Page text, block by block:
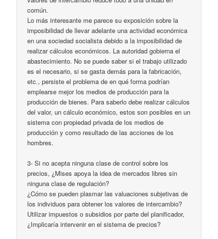
común.
Lo más interesante me parece su exposición sobre la
imposibilidad de llevar adelante una actividad económica
en una sociedad socialista debido a la imposibilidad de
realizar cálculos económicos. La autoridad gobierna el
abastecimiento. No se puede saber si el trabajo utilizado
es el necesario, si se gasta demás para la fabricación,
etc., persiste el problema de en qué forma podrían
emplearse mejor los medios de producción para la
producción de bienes. Para saberlo debe realizar cálculos
del valor, un cálculo económico, estos son posibles en un
sistema con propiedad privada de los medios de
producción y como resultado de las acciones de los
hombres.
3- Si no acepta ninguna clase de control sobre los
precios, ¿Mises apoya la idea de mercados libres sin
ninguna clase de regulación?
¿Cómo se pueden plasmar las valuaciones subjetivas de
los individuos para obtener los valores de intercambio?
Utilizar impuestos o subsidios por parte del planificador,
¿Implicaría intervenir en el sistema de precios?